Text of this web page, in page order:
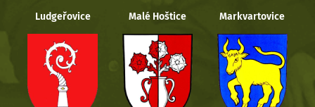
Ludgeřovice Malé Hoštice Markvartovice